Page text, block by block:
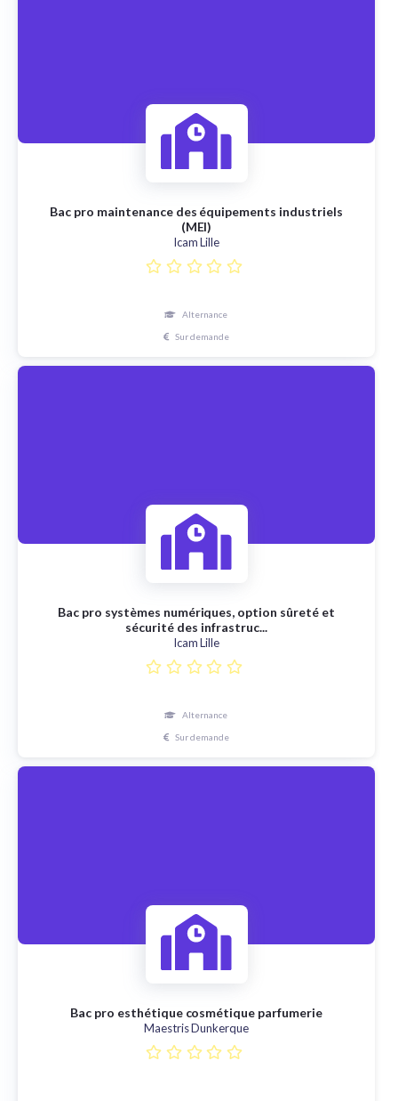
Bac pro maintenance des équipements industriels
(MEI)
Icam Lille
Alternance
Sur demande
Bac pro systèmes numériques, option sûreté et
sécurité des infrastruc...
Icam Lille
Alternance
Sur demande
Bac pro esthétique cosmétique parfumerie
Maestris Dunkerque